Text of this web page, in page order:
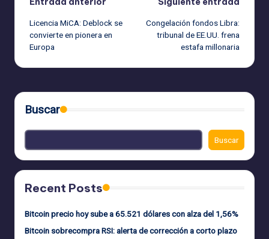
Navegación
de
entradas
Licencia MiCA: Deblock se
convierte en pionera en
Europa
Congelación fondos Libra:
tribunal de EE.UU. frena
estafa millonaria
Buscar
Buscar
Recent Posts
Bitcoin precio hoy sube a 65.521 dólares con alza del 1,56%
Bitcoin sobrecompra RSI: alerta de corrección a corto plazo